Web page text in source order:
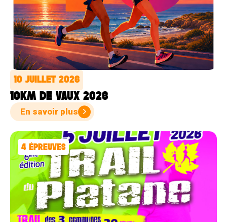
10 JUILLET 2026
10KM DE VAUX 2026
En savoir plus
4 ÉPREUVES